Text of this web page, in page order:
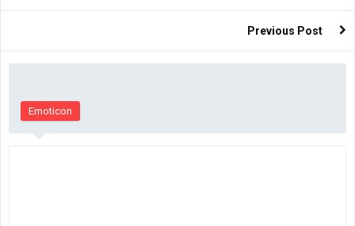
Previous Post
Emoticon